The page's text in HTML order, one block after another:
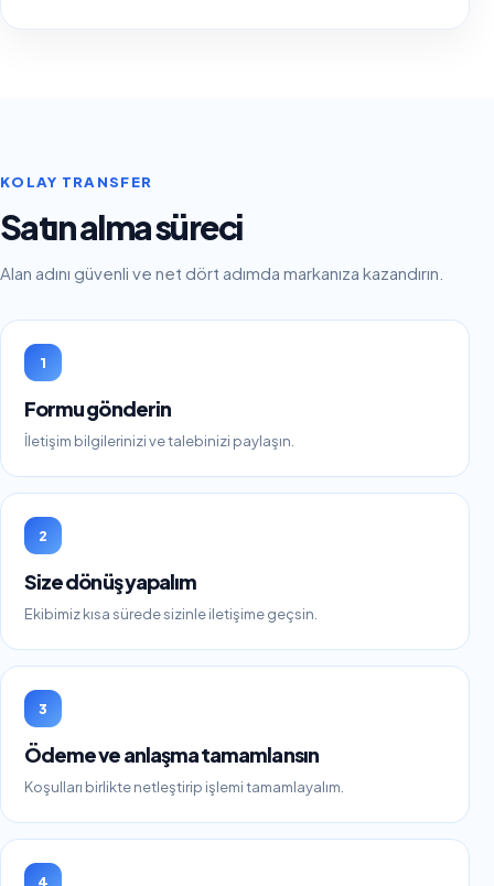
KOLAY TRANSFER
Satın alma süreci
Alan adını güvenli ve net dört adımda markanıza kazandırın.
1
Formu gönderin
İletişim bilgilerinizi ve talebinizi paylaşın.
2
Size dönüş yapalım
Ekibimiz kısa sürede sizinle iletişime geçsin.
3
Ödeme ve anlaşma tamamlansın
Koşulları birlikte netleştirip işlemi tamamlayalım.
4